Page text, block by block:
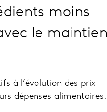
moins
le maintien
à l’évolution des prix
dépenses alimentaires.